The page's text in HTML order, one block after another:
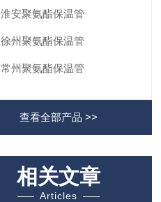
淮安聚氨酯保温管
徐州聚氨酯保温管
常州聚氨酯保温管
查看全部产品 >>
相关文章
Articles